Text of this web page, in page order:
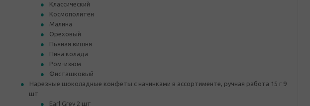
Классический
Космополитен
Малина
Ореховый
Пьяная вишня
Пина колада
Ром-изюм
Фисташковый
Нарезные шоколадные конфеты с начинками в ассортименте, ручная работа 15 г 9
шт
Earl Grey 2 шт